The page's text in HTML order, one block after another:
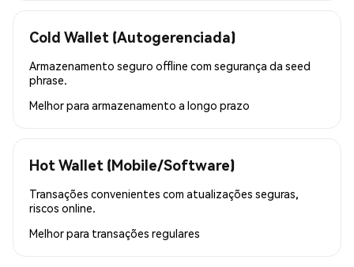
Cold Wallet (Autogerenciada)
Armazenamento seguro offline com segurança da seed
phrase.
Melhor para armazenamento a longo prazo
Hot Wallet (Mobile/Software)
Transações convenientes com atualizações seguras,
riscos online.
Melhor para transações regulares